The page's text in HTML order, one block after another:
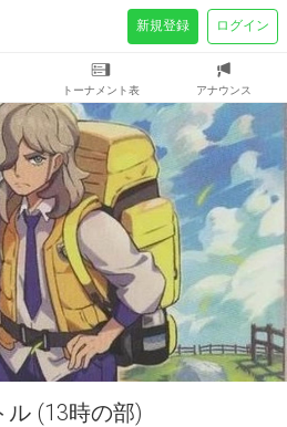
(13時の部)
トーナメント表 アナウンス
新規登録 ログイン